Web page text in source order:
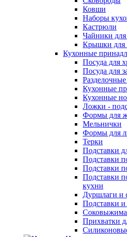
Ковши
Наборы
Кастрюли
Чайники
Крышки для
Кухонные
Посуда для
Посуда для
Кухонные
Кухонные
Ложки -
Формы для
Мельнички
Формы для
Терки
Подставки
Подставки
Подставки
Подставки
кухни
Дуршлаги и
Подставки
Прихватки